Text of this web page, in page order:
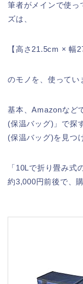
筆者がメインで使っ
ズは、
【高さ21.5cm × 幅
のモノを、使ってい
基本、Amazonなど
(保温バッグ)」で探
(保温バッグ)を見つ
「10Lで折り畳み式
約3,000円前後で、